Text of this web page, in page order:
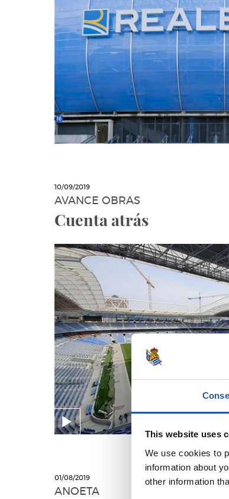
This website uses
We use cookies to
information about
other information
10/09/2019
AVANCE OBRAS
Cuenta atrás
01/08/2019
ANOETA